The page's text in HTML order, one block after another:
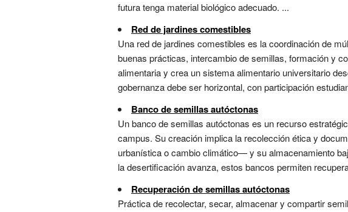
futura tenga material biológico adecuado. ...
Red de jardines comestibles
Una red de jardines comestibles es la coordinación de
buenas prácticas, intercambio de semillas, formación y
alimentaria y crea un sistema alimentario universitario
gobernanza debe ser horizontal, con participación
Banco de semillas autóctonas
Un banco de semillas autóctonas es un recurso
campus. Su creación implica la recolección ética y
urbanística o cambio climático— y su almacenamiento
la desertificación avanza, estos bancos permiten
Recuperación de semillas autóctonas
Práctica de recolectar, secar, almacenar y compartir